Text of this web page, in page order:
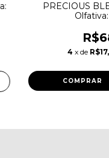
PRECIOUS
4 x de
COMPRAR